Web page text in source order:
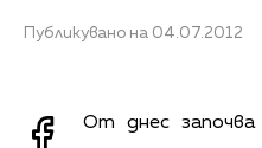
Публикувано на 04.07.2012
От днес започва